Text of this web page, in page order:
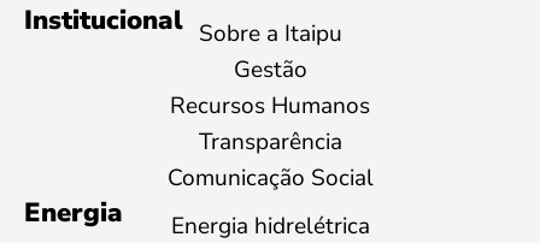
Institucional Sobre a Itaipu
Gestão
Recursos Humanos
Transparência
Comunicação Social
Energia
Energia hidrelétrica